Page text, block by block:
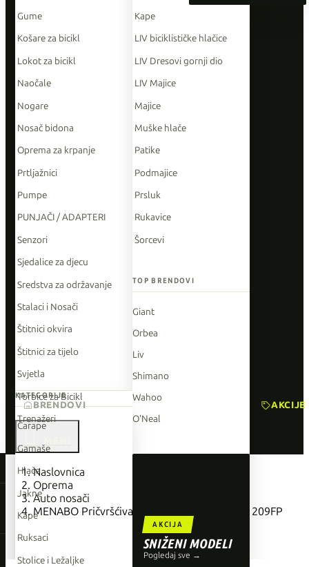
Gume
Košare za bicikl
Lokot za bicikl
Naočale
Nogare
Nosač bidona
Oprema za krpanje
Prtljažnici
Pumpe
PUNJAČI / ADAPTERI
Senzori
Sjedalice za djecu
Sredstva za održavanje
Stalaci i Nosači
Štitnici okvira
Štitnici za tijelo
Svjetla
Torbice za Bicikl
Trenažeri
Giant
Orbea
Liv
Shimano
Kape
LIV biciklističke hlačice
LIV Dresovi gornji dio
LIV Majice
Majice
Muške hlače
Patike
Podmajice
Prsluk
Rukavice
Šorcevi
TOP BRENDOVI
Giant
Orbea
Liv
Shimano
Wahoo
O'Neal
AKCIJA
SNIŽENI MODELI
Pogledaj sve →
KATEGORIJE
Čarape
Gamaše
Hlače
Jakne
Kape
Ruksaci
Stolice i Ležaljke
BRENDOVI AKCIJE

Naslovnica
Oprema
Auto nosači
MENABO Pričvršćivač za krovne šipke DELTA 209FP